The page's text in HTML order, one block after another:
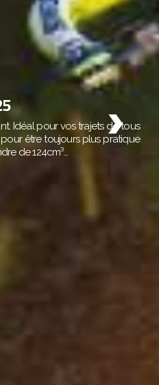
Idéal pour vos trajets de tous
pour être toujours plus pratique
de 124cm³…